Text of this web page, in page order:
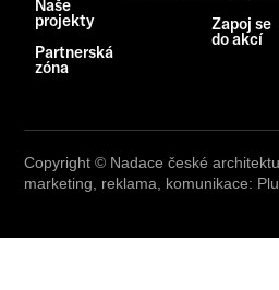
Naše
projekty
Partnerská
zóna
Zapoj se
do akcí
Copyright © Nadace české
marketing, reklama, komunikace: